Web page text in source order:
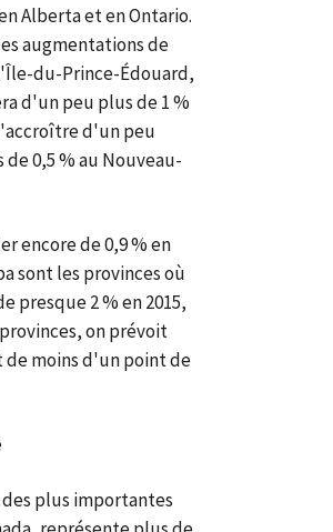
Alberta et en Ontario.
augmentations de
du-Prince-Édouard,
d'un peu plus de 1 %
d'un peu
0,5 % au Nouveau-
encore de 0,9 % en
sont les provinces où
presque 2 % en 2015,
on prévoit
de moins d'un point de
plus importantes